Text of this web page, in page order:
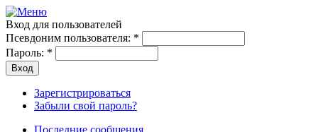
Вход для пользователей
Псевдоним пользователя: *
Пароль: *
Зарегистрироваться
Забыли свой пароль?
Последние сообщения